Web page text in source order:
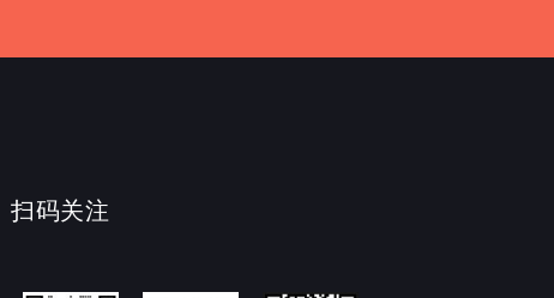
扫码关注